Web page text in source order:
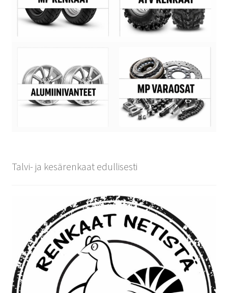
Talvi- ja kesärenkaat edullisesti